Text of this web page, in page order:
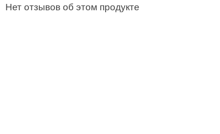
Нет отзывов об этом продукте